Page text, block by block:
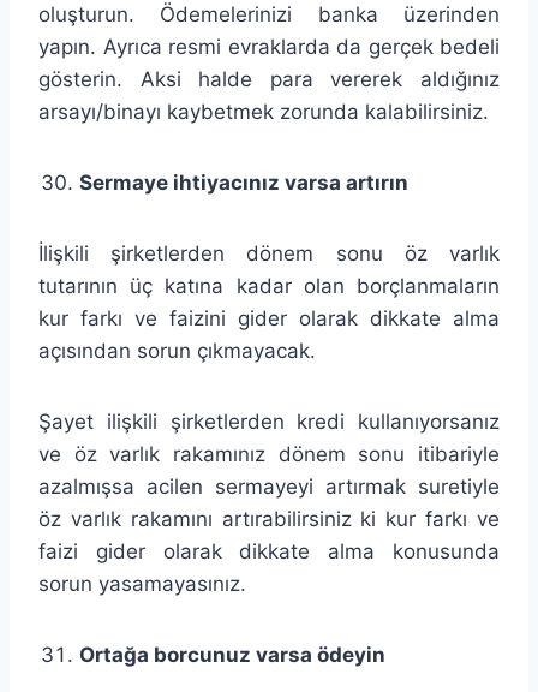
oluşturun. Ödemelerinizi banka üzerinden
yapın. Ayrıca resmi evraklarda da gerçek bedeli
gösterin. Aksi halde para vererek aldığınız
arsayı/binayı kaybetmek zorunda kalabilirsiniz.
Sermaye ihtiyacınız varsa artırın
İlişkili şirketlerden dönem sonu öz varlık
tutarının üç katına kadar olan borçlanmaların
kur farkı ve faizini gider olarak dikkate alma
açısından sorun çıkmayacak.
Şayet ilişkili şirketlerden kredi kullanıyorsanız
ve öz varlık rakamınız dönem sonu itibariyle
azalmışsa acilen sermayeyi artırmak suretiyle
öz varlık rakamını artırabilirsiniz ki kur farkı ve
faizi gider olarak dikkate alma konusunda
sorun yasamayasınız.
Ortağa borcunuz varsa ödeyin